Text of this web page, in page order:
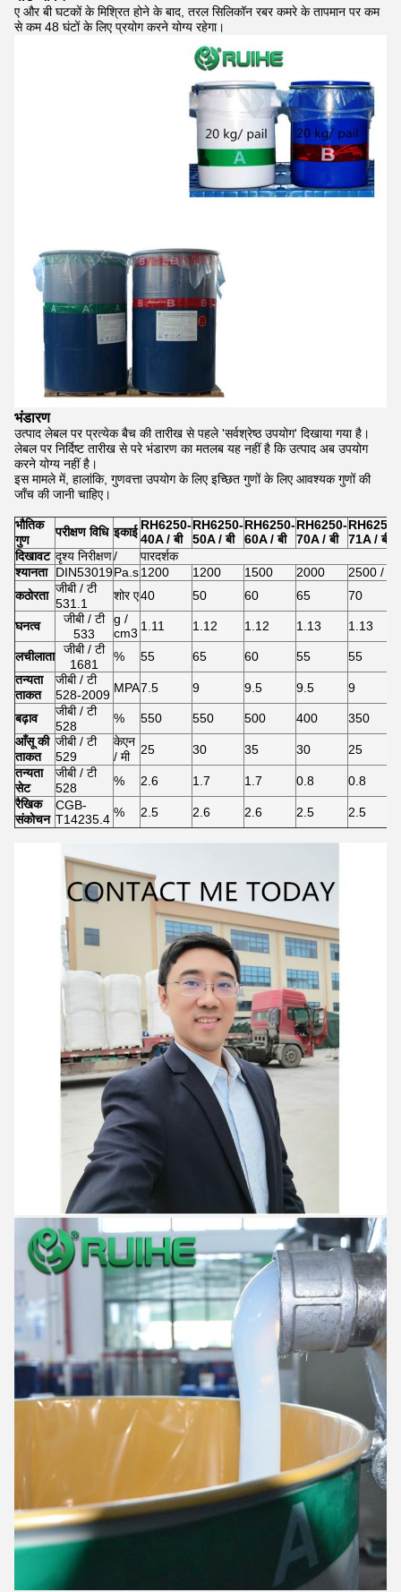
ए और बी घटकों के मिश्रित होने के बाद, तरल सिलिकॉन रबर कमरे के तापमान पर कम
से कम 48 घंटों के लिए प्रयोग करने योग्य रहेगा।
भंडारण
उत्पाद लेबल पर प्रत्येक बैच की तारीख से पहले 'सर्वश्रेष्ठ उपयोग' दिखाया गया है।
लेबल पर निर्दिष्ट तारीख से परे भंडारण का मतलब यह नहीं है कि उत्पाद अब उपयोग
करने योग्य नहीं है।
इस मामले में, हालांकि, गुणवत्ता उपयोग के लिए इच्छित गुणों के लिए आवश्यक गुणों की
जाँच की जानी चाहिए।
भौतिक
गुण
परीक्षण विधि इकाई RH6250-
40A / बी
RH6250-
50A / बी
RH6250-
60A / बी
RH6250-
70A / बी
RH6250-
71A / बी
दिखावट दृश्य निरीक्षण/
पारदर्शक
श्यानता
DIN53019Pa.s1200 1200 1500 2000
2500 /
कठोरता जीबी / टी
531.1
शोर ए40 50 60 65 70
घनत्व
जीबी / टी
533
g /
cm3 1.11 1.12 1.12 1.13 1.13
लचीलाता
जीबी / टी
1681
% 55 65 60 55
55
तन्यता
ताकत
जीबी / टी
528-2009 MPA7.5 9 9.5 9.5 9
बढ़ाव
जीबी / टी
528
% 550 550 500 400
350
आँसू की
ताकत
जीबी / टी
529
केएन
/ मी
25 30 35 30
25
तन्यता
सेट
जीबी / टी
528
% 2.6 1.7 1.7 0.8
0.8
रैखिक
संकोचन
CGB-
T14235.4 % 2.5 2.6 2.6 2.5 2.5